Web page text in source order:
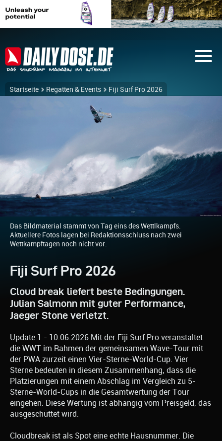
Startseite Regatten & Events Fiji Surf Pro 2026
Das Bildmaterial stammt von Tag eins des Wettlkampfs.
Aktuellere Fotos lagen bei Redaktionsschluss nach zwei
Wettkampftagen noch nicht vor.
Fiji Surf Pro 2026
Cloud break liefert beste Bedingungen.
Julian Salmonn mit guter Performance,
Jaeger Stone verletzt.
Update 1 - 10.06.2026 Mit der Fiji Surf Pro veranstaltet
die WWT im Rahmen der gemeinsamen Wave-Tour mit
der PWA zurzeit einen Vier-Sterne-World-Cup. Vier
Sterne bedeuten in diesem Zusammenhang, dass die
Platzierungen mit einem Abschlag im Vergleich zu 5-
Sterne-World-Cups in die Gesamtwertung der Tour
eingehen. Diese Wertung ist abhängig vom Preisgeld, das
ausgeschüttet wird.
Cloudbreak ist als Spot eine echte Hausnummer. Die